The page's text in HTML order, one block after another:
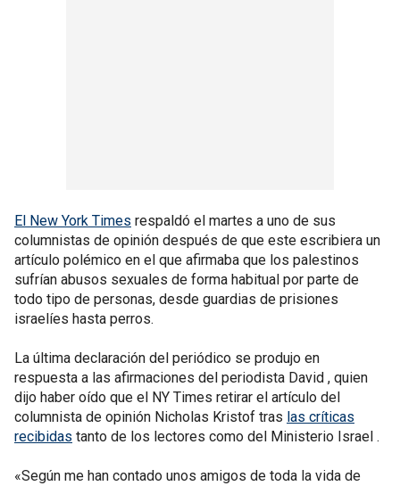
El New York Times respaldó el martes a uno de sus
columnistas de opinión después de que este escribiera un
artículo polémico en el que afirmaba que los palestinos
sufrían abusos sexuales de forma habitual por parte de
todo tipo de personas, desde guardias de prisiones
israelíes hasta perros.
La última declaración del periódico se produjo en
respuesta a las afirmaciones del periodista David , quien
dijo haber oído que el NY Times retirar el artículo del
columnista de opinión Nicholas Kristof tras las críticas
recibidas tanto de los lectores como del Ministerio Israel .
«Según me han contado unos amigos de toda la vida de